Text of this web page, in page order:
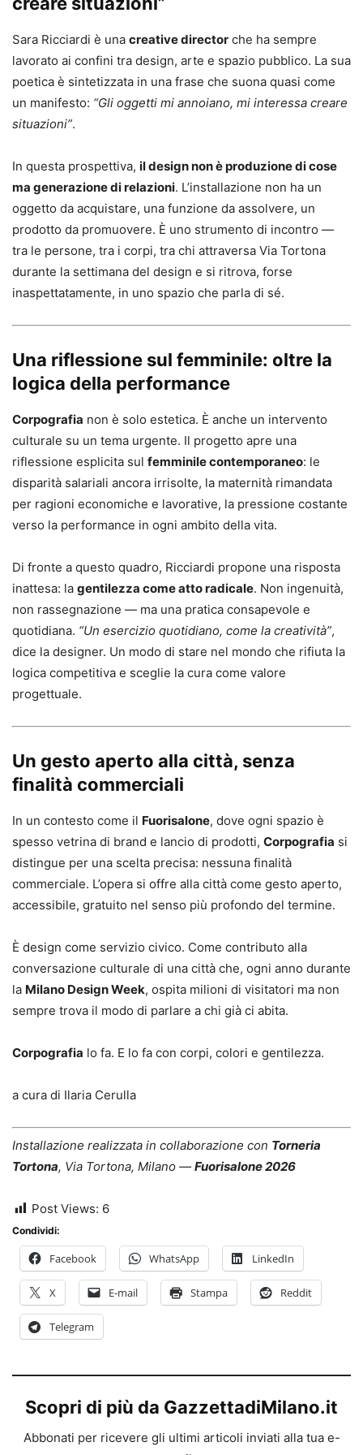
Sara Ricciardi è una creative director che ha sempre
lavorato ai confini tra design, arte e spazio pubblico. La sua
poetica è sintetizzata in una frase che suona quasi come
un manifesto: “Gli oggetti mi annoiano, mi interessa creare
situazioni”.
In questa prospettiva, il design non è produzione di cose
ma generazione di relazioni. L’installazione non ha un
oggetto da acquistare, una funzione da assolvere, un
prodotto da promuovere. È uno strumento di incontro —
tra le persone, tra i corpi, tra chi attraversa Via Tortona
durante la settimana del design e si ritrova, forse
inaspettatamente, in uno spazio che parla di sé.
Una riflessione sul femminile: oltre la
logica della performance
Corpografia non è solo estetica. È anche un intervento
culturale su un tema urgente. Il progetto apre una
riflessione esplicita sul femminile contemporaneo: le
disparità salariali ancora irrisolte, la maternità rimandata
per ragioni economiche e lavorative, la pressione costante
verso la performance in ogni ambito della vita.
Di fronte a questo quadro, Ricciardi propone una risposta
inattesa: la gentilezza come atto radicale. Non ingenuità,
non rassegnazione — ma una pratica consapevole e
quotidiana. “Un esercizio quotidiano, come la creatività”,
dice la designer. Un modo di stare nel mondo che rifiuta la
logica competitiva e sceglie la cura come valore
progettuale.
Un gesto aperto alla città, senza
finalità commerciali
In un contesto come il Fuorisalone, dove ogni spazio è
spesso vetrina di brand e lancio di prodotti, Corpografia si
distingue per una scelta precisa: nessuna finalità
commerciale. L’opera si offre alla città come gesto aperto,
accessibile, gratuito nel senso più profondo del termine.
È design come servizio civico. Come contributo alla
conversazione culturale di una città che, ogni anno durante
la Milano Design Week, ospita milioni di visitatori ma non
sempre trova il modo di parlare a chi già ci abita.
Corpografia lo fa. E lo fa con corpi, colori e gentilezza.
a cura di Ilaria Cerulla
Installazione realizzata in collaborazione con Torneria
Tortona, Via Tortona, Milano — Fuorisalone 2026
Post Views: 6
Condividi:
Facebook WhatsApp LinkedIn
X E-mail Stampa Reddit
Telegram
Scopri di più da GazzettadiMilano.it
Abbonati per ricevere gli ultimi articoli inviati alla tua e-